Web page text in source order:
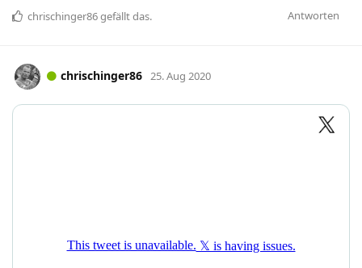
Antworten
chrischinger86gefällt das.
chrischinger86 25. Aug 2020